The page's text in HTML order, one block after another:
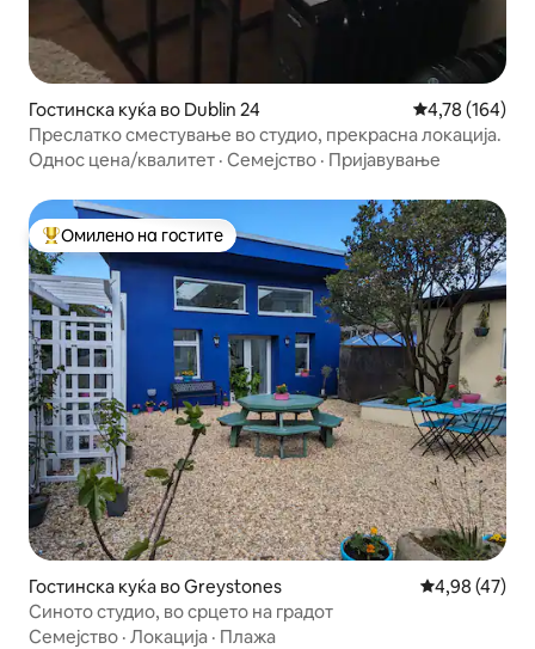
Гостинска куќа во Dublin 24 Просечна
4,78 (164)
Преслатко сместување во студио, прекрасна локација.
Однос цена/квалитет · Семејство · Пријавување
Меѓу најуспешните „Омилени на гостите“
Омилено на гостите
Гостинска куќа во Greystones Просечна
4,98 (47)
Синото студио, во срцето на градот
Семејство · Локација · Плажа